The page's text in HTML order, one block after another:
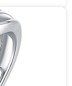
thức, nhưng
giá trị văn hóa,
tỏ lòng
tốt lành
cung cấp cho
về Tết